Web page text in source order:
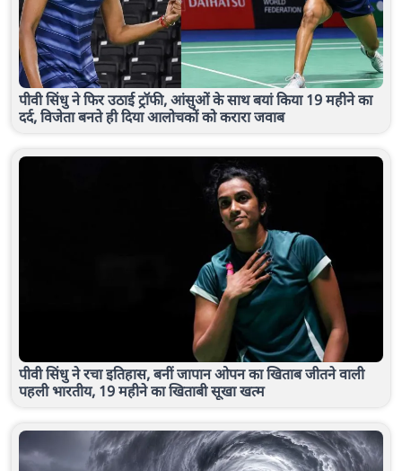
पीवी सिंधु ने फिर उठाई ट्रॉफी, आंसुओं के साथ बयां किया 19 महीने का
दर्द, विजेता बनते ही दिया आलोचकों को करारा जवाब
पीवी सिंधु ने रचा इतिहास, बनीं जापान ओपन का खिताब जीतने वाली
पहली भारतीय, 19 महीने का खिताबी सूखा खत्म